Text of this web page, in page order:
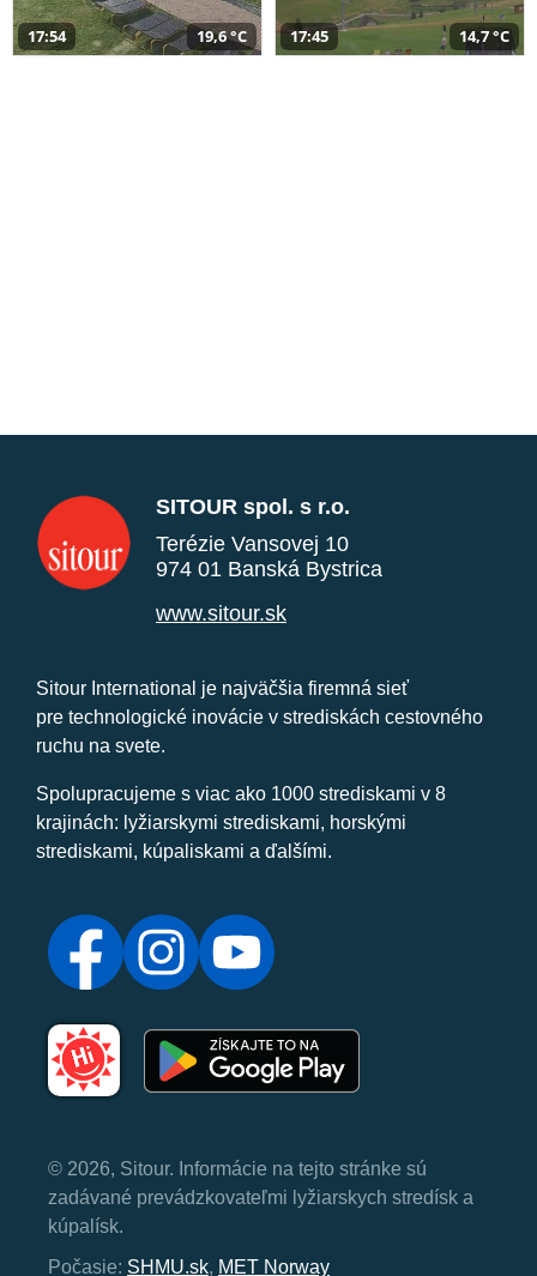
17:54 19,6 °C 17:45 14,7 °C
SITOUR spol. s r.o.
Terézie Vansovej 10
974 01 Banská Bystrica
www.sitour.sk
Sitour International je najväčšia firemná sieť
pre technologické inovácie v strediskách cestovného
ruchu na svete.
Spolupracujeme s viac ako 1000 strediskami v 8
krajinách: lyžiarskymi strediskami, horskými
strediskami, kúpaliskami a ďalšími.
© 2026, Sitour. Informácie na tejto stránke sú
zadávané prevádzkovateľmi lyžiarskych stredísk a
kúpalísk.
Počasie: SHMU.sk, MET Norway